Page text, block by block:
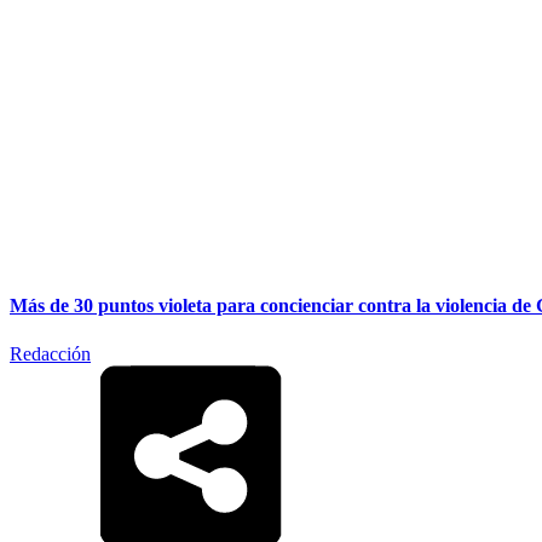
Más de 30 puntos violeta para concienciar contra la violencia de
Redacción